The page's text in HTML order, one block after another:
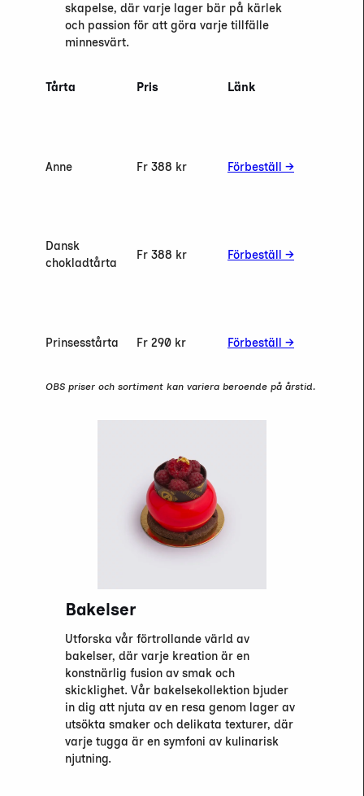
skapelse, där varje lager bär på kärlek
och passion för att göra varje tillfälle
minnesvärt.
Tårta Pris Länk
Anne Fr 388 kr Förbeställ →
Dansk
chokladtårta
Fr 388 kr Förbeställ →
Prinsesstårta Fr 290 kr Förbeställ →
OBS priser och sortiment kan variera beroende på årstid.
Bakelser
Utforska vår förtrollande värld av
bakelser, där varje kreation är en
konstnärlig fusion av smak och
skicklighet. Vår bakelsekollektion bjuder
in dig att njuta av en resa genom lager av
utsökta smaker och delikata texturer, där
varje tugga är en symfoni av kulinarisk
njutning.